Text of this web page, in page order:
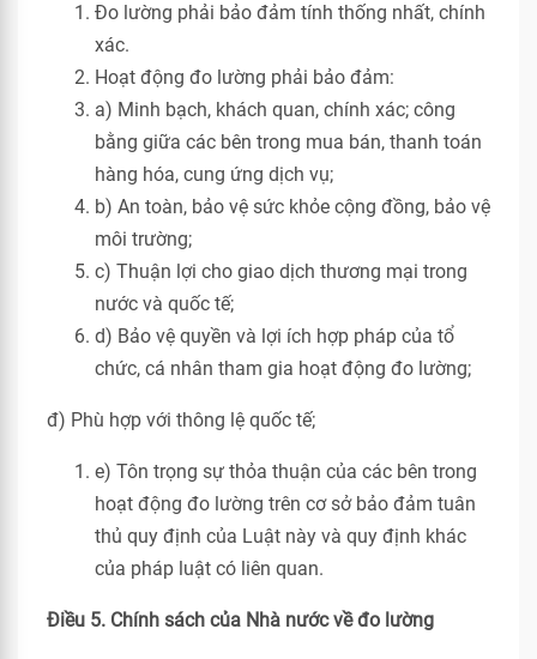
Đo lường phải bảo đảm tính thống nhất, chính
xác.
Hoạt động đo lường phải bảo đảm:
a) Minh bạch, khách quan, chính xác; công
bằng giữa các bên trong mua bán, thanh toán
hàng hóa, cung ứng dịch vụ;
b) An toàn, bảo vệ sức khỏe cộng đồng, bảo vệ
môi trường;
c) Thuận lợi cho giao dịch thương mại trong
nước và quốc tế;
d) Bảo vệ quyền và lợi ích hợp pháp của tổ
chức, cá nhân tham gia hoạt động đo lường;
đ) Phù hợp với thông lệ quốc tế;
e) Tôn trọng sự thỏa thuận của các bên trong
hoạt động đo lường trên cơ sở bảo đảm tuân
thủ quy định của Luật này và quy định khác
của pháp luật có liên quan.
Điều 5. Chính sách của Nhà nước về đo lường